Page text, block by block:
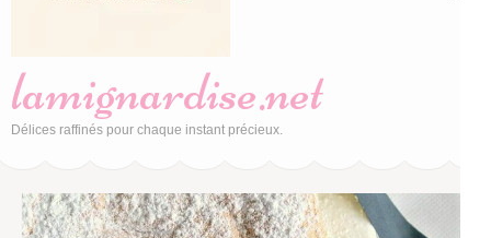
lamignardise.net
Délices raffinés pour chaque instant précieux.